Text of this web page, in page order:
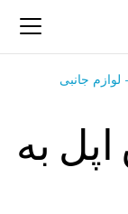
جانبی
به